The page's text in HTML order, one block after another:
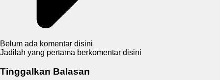
Belum ada komentar disini
Jadilah yang pertama berkomentar disini
Tinggalkan Balasan